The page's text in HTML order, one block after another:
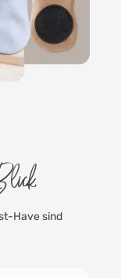
Have sind